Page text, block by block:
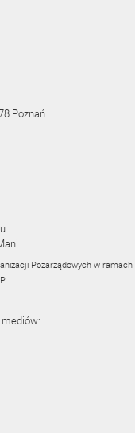
Poznań
Pozarządowych w ramach